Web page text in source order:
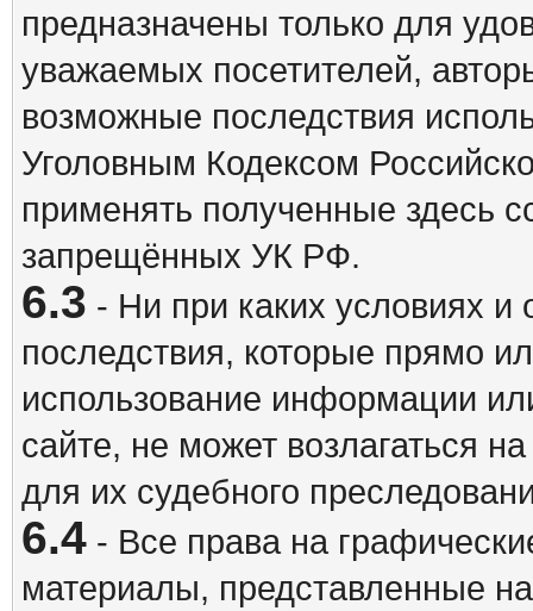
предназначены только для
уважаемых посетителей,
возможные последствия
Уголовным Кодексом
применять полученные здесь
запрещённых УК РФ.
6.3 - Ни при каких условиях и
последствия, которые прямо
использование информации
сайте, не может возлагаться
для их судебного
6.4- Все права на
материалы, представленные